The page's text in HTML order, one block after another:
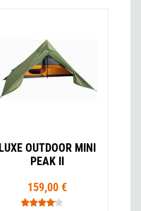
LUXE OUTDOOR MINI
PEAK II
159,00 €